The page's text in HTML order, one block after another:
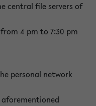
central file servers of
from 4 pm to 7:30 pm
personal network